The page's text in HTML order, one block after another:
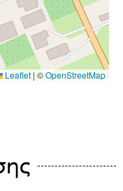
Leaflet | ©OpenStreetMap